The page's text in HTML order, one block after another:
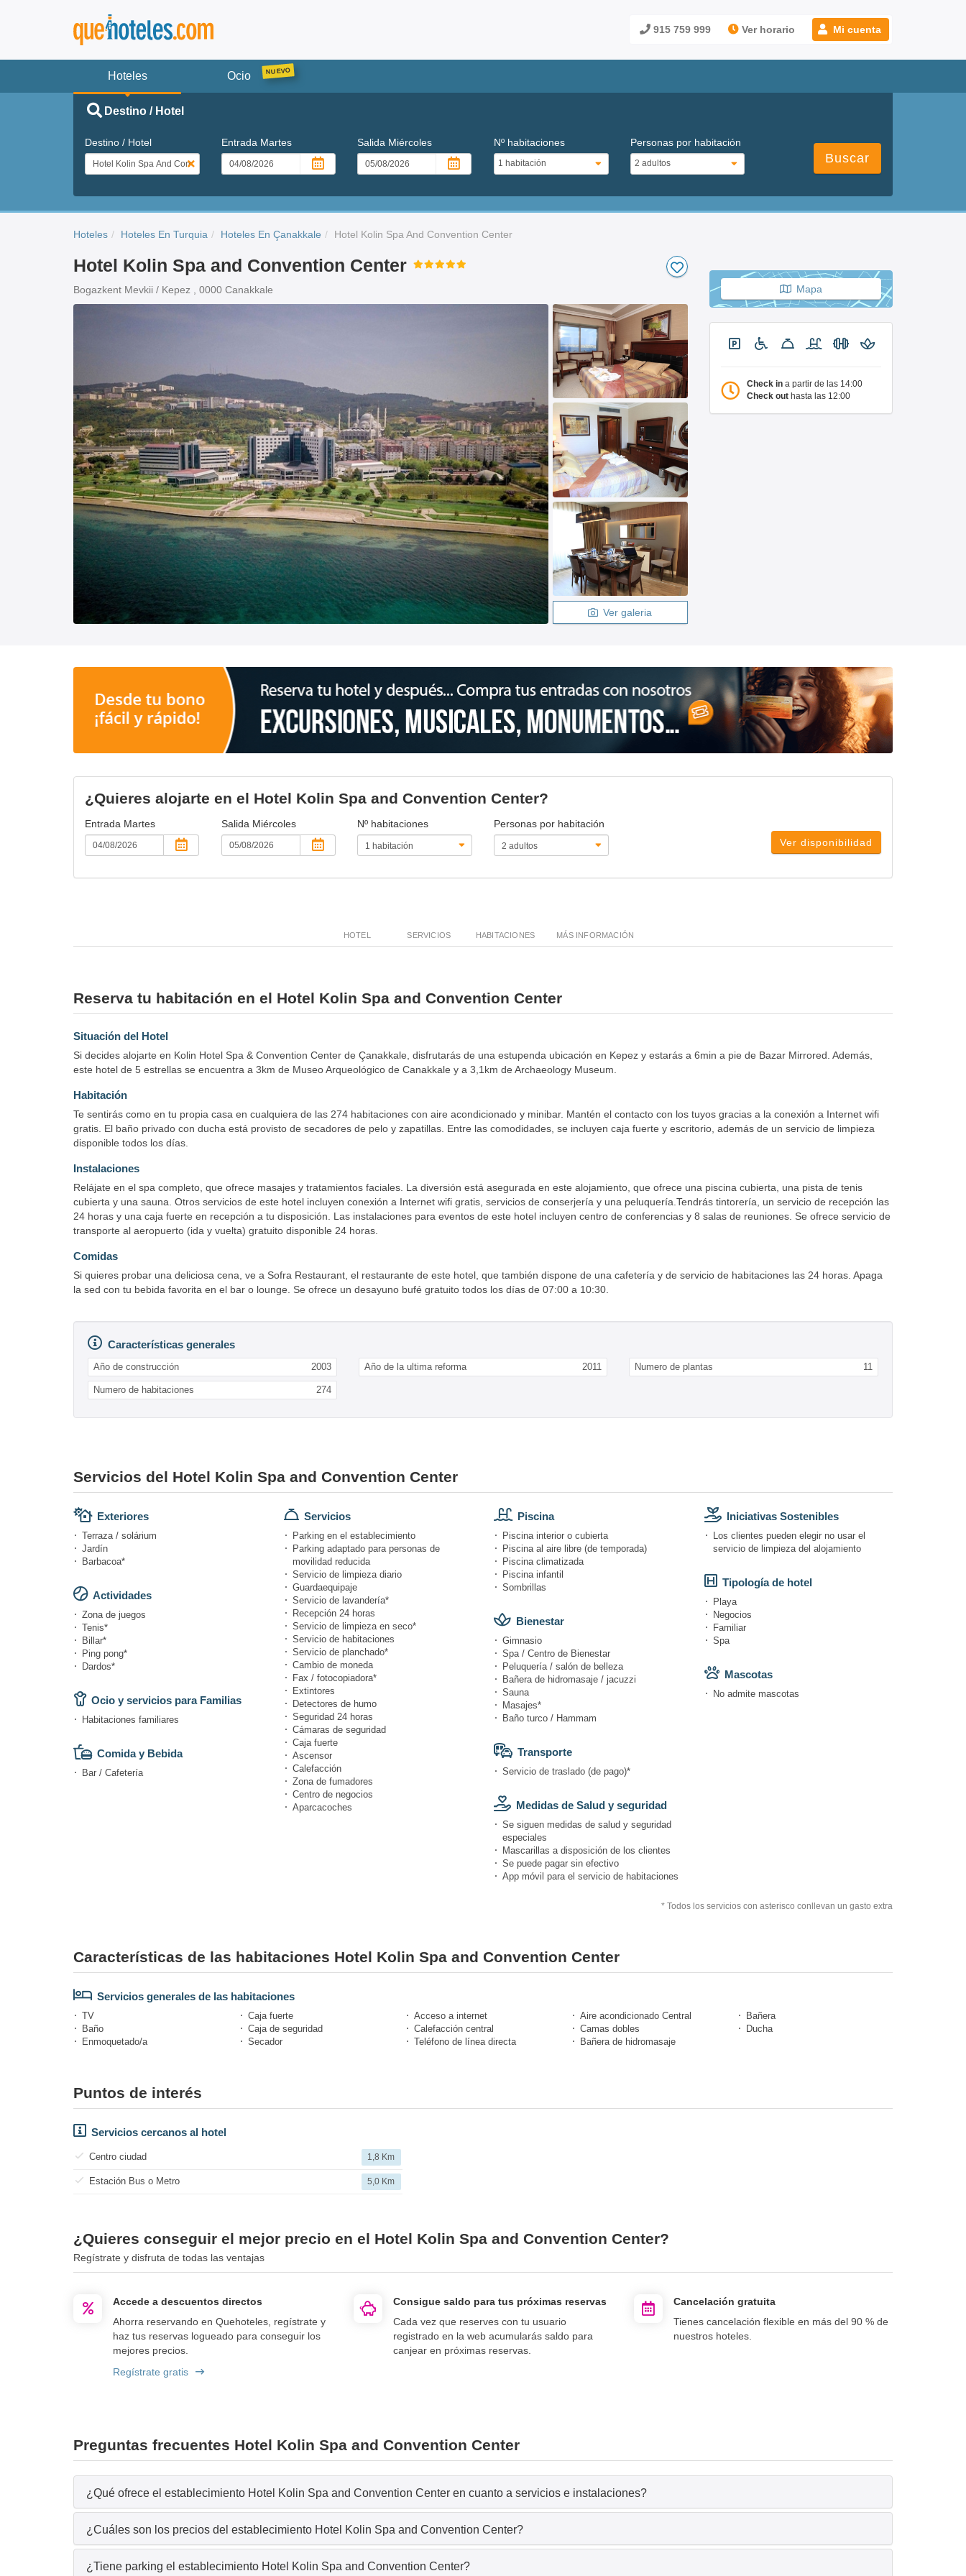
915 759 999 Ver horario Mi cuenta
Hoteles Ocio
Destino / Hotel
Destino / Hotel Entrada Martes Salida Miércoles Nº habitaciones Personas por habitación
Buscar
Hoteles Hoteles En Turquia Hoteles En Çanakkale Hotel Kolin Spa And Convention Center
Hotel Kolin Spa and Convention Center
Bogazkent Mevkii / Kepez , 0000 Canakkale
Ver galeria
Mapa
Check in a partir de las 14:00
Check out hasta las 12:00
¿Quieres alojarte en el Hotel Kolin Spa and Convention Center?
Entrada Martes Salida Miércoles Nº habitaciones
Personas por habitación
Ver disponibilidad
HOTEL SERVICIOS HABITACIONES MÁS INFORMACIÓN
Reserva tu habitación en el Hotel Kolin Spa and Convention Center
Situación del Hotel
Si decides alojarte en Kolin Hotel Spa & Convention Center de Çanakkale, disfrutarás de una estupenda ubicación en Kepez y estarás a 6min a pie de Bazar Mirrored. Además,
este hotel de 5 estrellas se encuentra a 3km de Museo Arqueológico de Canakkale y a 3,1km de Archaeology Museum.
Habitación
Te sentirás como en tu propia casa en cualquiera de las 274 habitaciones con aire acondicionado y minibar. Mantén el contacto con los tuyos gracias a la conexión a Internet wifi
gratis. El baño privado con ducha está provisto de secadores de pelo y zapatillas. Entre las comodidades, se incluyen caja fuerte y escritorio, además de un servicio de limpieza
disponible todos los días.
Instalaciones
Relájate en el spa completo, que ofrece masajes y tratamientos faciales. La diversión está asegurada en este alojamiento, que ofrece una piscina cubierta, una pista de tenis
cubierta y una sauna. Otros servicios de este hotel incluyen conexión a Internet wifi gratis, servicios de conserjería y una peluquería.Tendrás tintorería, un servicio de recepción las
24 horas y una caja fuerte en recepción a tu disposición. Las instalaciones para eventos de este hotel incluyen centro de conferencias y 8 salas de reuniones. Se ofrece servicio de
transporte al aeropuerto (ida y vuelta) gratuito disponible 24 horas.
Comidas
Si quieres probar una deliciosa cena, ve a Sofra Restaurant, el restaurante de este hotel, que también dispone de una cafetería y de servicio de habitaciones las 24 horas. Apaga
la sed con tu bebida favorita en el bar o lounge. Se ofrece un desayuno bufé gratuito todos los días de 07:00 a 10:30.
Características generales
Año de construcción 2003 Año de la ultima reforma 2011 Numero de plantas 11
Numero de habitaciones 274
Servicios del Hotel Kolin Spa and Convention Center
Exteriores
Terraza / solárium
Jardín
Barbacoa*
Actividades
Zona de juegos
Tenis*
Billar*
Ping pong*
Dardos*
Ocio y servicios para Familias
Habitaciones familiares
Comida y Bebida
Bar / Cafetería
Servicios
Parking en el establecimiento
Parking adaptado para personas de
movilidad reducida
Servicio de limpieza diario
Guardaequipaje
Servicio de lavandería*
Recepción 24 horas
Servicio de limpieza en seco*
Servicio de habitaciones
Servicio de planchado*
Cambio de moneda
Fax / fotocopiadora*
Extintores
Detectores de humo
Seguridad 24 horas
Cámaras de seguridad
Caja fuerte
Ascensor
Calefacción
Zona de fumadores
Centro de negocios
Aparcacoches
Piscina
Piscina interior o cubierta
Piscina al aire libre (de temporada)
Piscina climatizada
Piscina infantil
Sombrillas
Bienestar
Gimnasio
Spa / Centro de Bienestar
Peluquería / salón de belleza
Bañera de hidromasaje / jacuzzi
Sauna
Masajes*
Baño turco / Hammam
Transporte
Servicio de traslado (de pago)*
Medidas de Salud y seguridad
Se siguen medidas de salud y seguridad
especiales
Mascarillas a disposición de los clientes
Se puede pagar sin efectivo
App móvil para el servicio de habitaciones
Iniciativas Sostenibles
Los clientes pueden elegir no usar el
servicio de limpieza del alojamiento
Tipología de hotel
Playa
Negocios
Familiar
Spa
Mascotas
No admite mascotas
* Todos los servicios con asterisco conllevan un gasto extra
Características de las habitaciones Hotel Kolin Spa and Convention Center
Servicios generales de las habitaciones
TV Caja fuerte Acceso a internet Aire acondicionado Central
Bañera
Baño
Caja de seguridad Calefacción central Camas dobles
Ducha
Enmoquetado/a
Secador Teléfono de línea directa Bañera de hidromasaje
Puntos de interés
Servicios cercanos al hotel
Centro ciudad 1,8 Km
Estación Bus o Metro 5,0 Km
¿Quieres conseguir el mejor precio en el Hotel Kolin Spa and Convention Center?
Regístrate y disfruta de todas las ventajas
Accede a descuentos directos
Ahorra reservando en Quehoteles, regístrate y
haz tus reservas logueado para conseguir los
mejores precios.
Regístrate gratis
Consigue saldo para tus próximas reservas
Cada vez que reserves con tu usuario
registrado en la web acumularás saldo para
canjear en próximas reservas.
Cancelación gratuita
Tienes cancelación flexible en más del 90 % de
nuestros hoteles.
Preguntas frecuentes Hotel Kolin Spa and Convention Center
¿Qué ofrece el establecimiento Hotel Kolin Spa and Convention Center en cuanto a servicios e instalaciones?
¿Cuáles son los precios del establecimiento Hotel Kolin Spa and Convention Center?
¿Tiene parking el establecimiento Hotel Kolin Spa and Convention Center?